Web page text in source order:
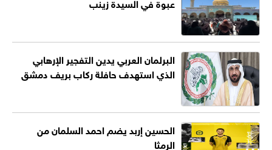
البرلمان العربي يدين التفجير الإرهابي
الذي استهدف حافلة ركاب بريف دمشق
الحسين إربد يضم احمد السلمان من
الرمثا